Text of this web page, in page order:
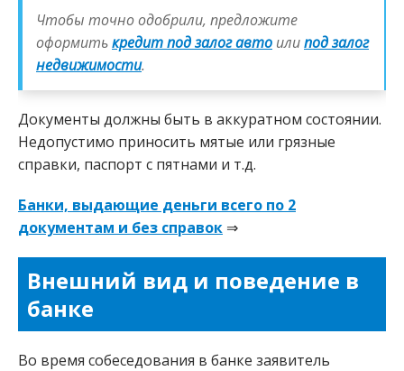
Чтобы точно одобрили, предложите
оформитькредит под залог авто илипод залог
недвижимости.
Документы должны быть в аккуратном состоянии.
Недопустимо приносить мятые или грязные
справки, паспорт с пятнами и т.д.
Банки, выдающие деньги всего по 2
документам и без справок ⇒
Внешний вид и поведение в
банке
Во время собеседования в банке заявитель